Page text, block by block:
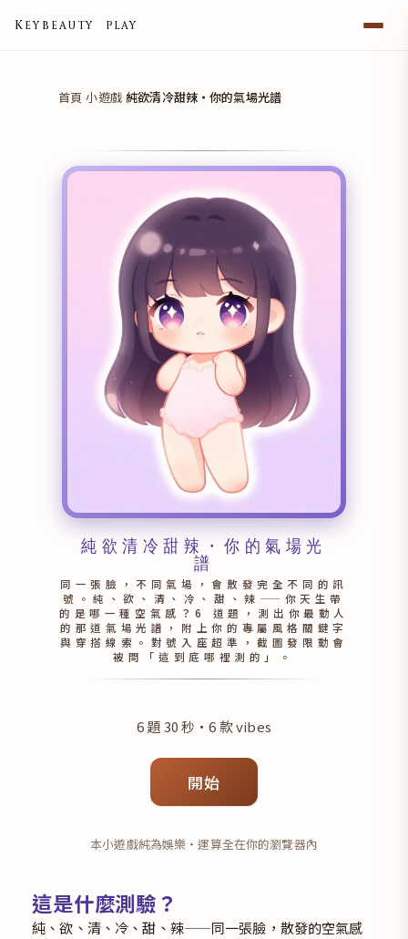
KEY B EAUTY PLAY
首頁›小遊戲›純欲清冷甜辣・你的氣場光譜
純欲清冷甜辣・你的氣場光
譜
同一張臉，不同氣場，會散發完全不同的訊
號。純、欲、清、冷、甜、辣——你天生帶
的是哪一種空氣感？6 道題，測出你最動人
的那道氣場光譜，附上你的專屬風格關鍵字
與穿搭線索。對號入座超準，截圖發限動會
被問「這到底哪裡測的」。
6 題 30 秒・6 款 vibes
開始
本小遊戲純為娛樂・運算全在你的瀏覽器內
這是什麼測驗？
純、欲、清、冷、甜、辣——同一張臉，散發的空氣感